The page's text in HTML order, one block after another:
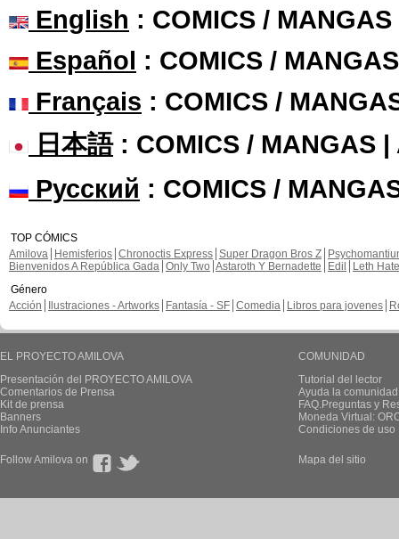
English : COMICS /
Español : COMICS /
Français : COMICS /
日本語: COMICS / MANGAS |
Русский : COMICS /
TOP CÓMICS
Amilova
Hemisferios Chronoctis Express Super Dragon Bros Z
Bienvenidos A República Gada Only Two Astaroth Y Bernadette Edil
Leth Hate
Género
Acción
Ilustraciones - Artworks Fantasía - SF Comedia Libros para jovenes
EL PROYECTO AMILOVA
Presentación del PROYECTO AMILOVA
Comentarios de Prensa
Kit de prensa
Banners
Info Anunciantes
COMUNIDAD
Tutorial del lector
Ayuda la
FAQ.Preguntas y
Moneda Virtual:
Condiciones de uso
Follow Amilova on Mapa del sitio